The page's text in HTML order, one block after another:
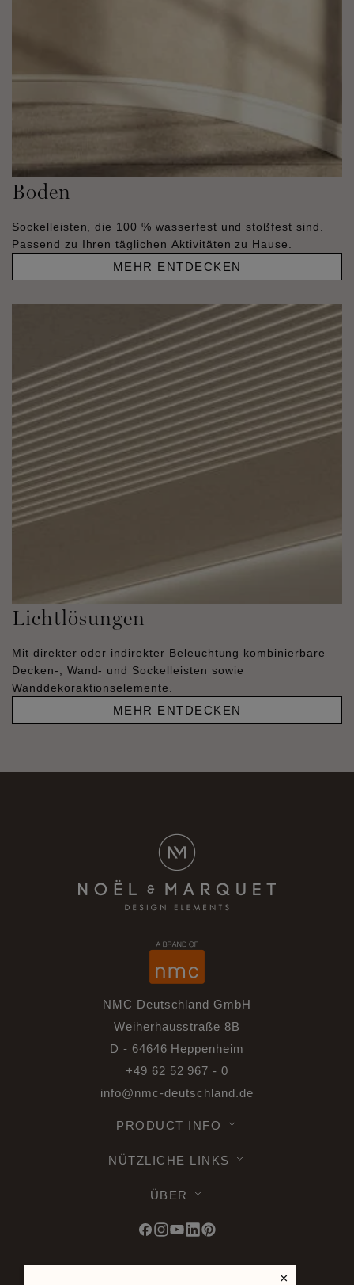
Boden
Sockelleisten, die 100 % wasserfest und stoßfest sind.
Passend zu Ihren täglichen Aktivitäten zu Hause.
MEHR ENTDECKEN
Lichtlösungen
Mit direkter oder indirekter Beleuchtung kombinierbare
Decken-, Wand- und Sockelleisten sowie
Wanddekoraktionselemente.
MEHR ENTDECKEN
NMC Deutschland GmbH
Weiherhausstraße 8B
D - 64646 Heppenheim
+49 62 52 967 - 0
info@nmc-deutschland.de
PRODUCT INFO
NÜTZLICHE LINKS
ÜBER
×